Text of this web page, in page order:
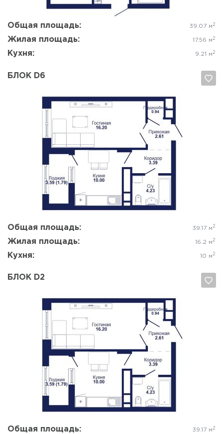
Общая площадь: 39.07 м 2
Жилая площадь: 17.56 м 2
Кухня: 9.21 м 2
БЛОК D6
Общая площадь: 39.17 м 2
Жилая площадь: 16.2 м 2
Кухня: 10 м 2
Да, удалить Отмена
БЛОК D2
Общая площадь: 39.17 м 2
Да, удалить Отмена